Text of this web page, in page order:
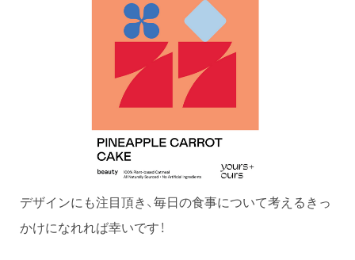
デザインにも注目頂き、毎日の食事について考えるきっ
かけになれれば幸いです！